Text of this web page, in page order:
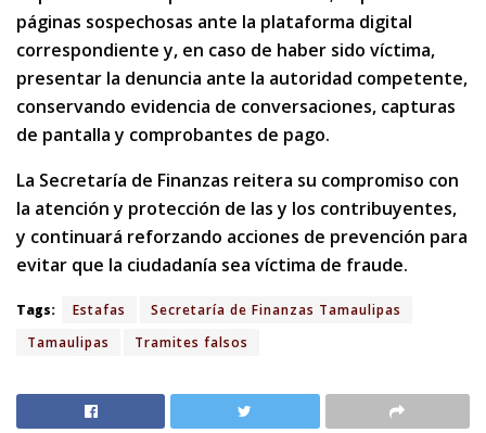
páginas sospechosas ante la plataforma digital
correspondiente y, en caso de haber sido víctima,
presentar la denuncia ante la autoridad competente,
conservando evidencia de conversaciones, capturas
de pantalla y comprobantes de pago.
La Secretaría de Finanzas reitera su compromiso con
la atención y protección de las y los contribuyentes,
y continuará reforzando acciones de prevención para
evitar que la ciudadanía sea víctima de fraude.
Tags: Estafas
Secretaría de Finanzas Tamaulipas
Tamaulipas
Tramites falsos